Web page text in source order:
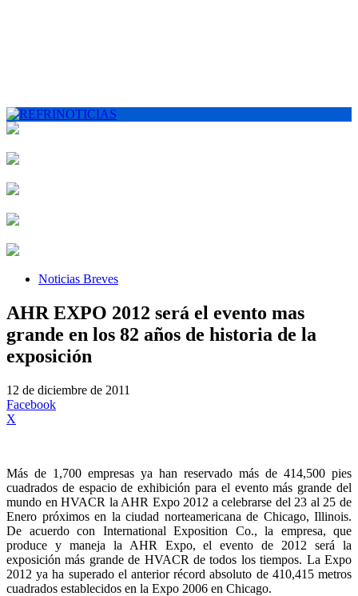
Noticias Breves
AHR EXPO 2012 será el evento mas
grande en los 82 años de historia de la
exposición
12 de diciembre de 2011
Facebook
X
Más de 1,700 empresas ya han reservado más de 414,500 pies
cuadrados de espacio de exhibición para el evento más grande del
mundo en HVACR la AHR Expo 2012 a celebrarse del 23 al 25 de
Enero próximos en la ciudad norteamericana de Chicago, Illinois.
De acuerdo con International Exposition Co., la empresa, que
produce y maneja la AHR Expo, el evento de 2012 será la
exposición más grande de HVACR de todos los tiempos. La Expo
2012 ya ha superado el anterior récord absoluto de 410,415 metros
cuadrados establecidos en la Expo 2006 en Chicago.